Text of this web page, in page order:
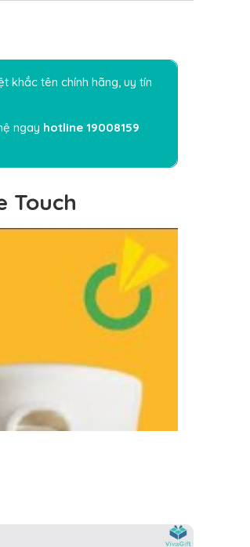
khắc tên chính hãng, uy tín
ngay hotline 19008159
Touch